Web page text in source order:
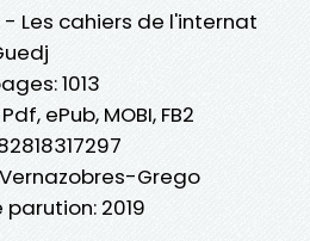
- Les cahiers de l'internat
1013
ePub, MOBI, FB2
Grego
2019